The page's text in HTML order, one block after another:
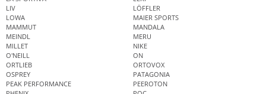
LIV
LÖFFLER
LOWA
MAIER SPORTS
MAMMUT
MANDALA
MEINDL
MERU
MILLET
NIKE
O'NEILL
ON
ORTLIEB
ORTOVOX
OSPREY
PATAGONIA
PEAK PERFORMANCE
PEEROTON